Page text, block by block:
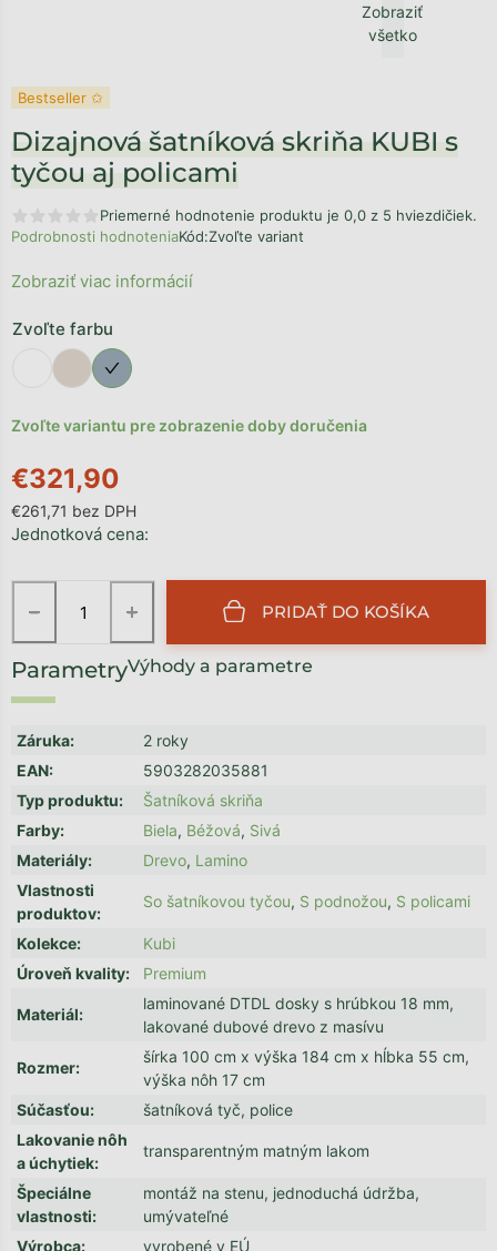
Zobraziť
všetko
Bestseller ✩
Dizajnová šatníková skriňa KUBI s
tyčou aj policami
Priemerné hodnotenie produktu je 0,0 z 5 hviezdičiek.
Podrobnosti hodnoteniaKód:Zvoľte variant
€321,90
€261,71 bez DPH
Jednotková cena:
Zvoľte variantu pre zobrazenie doby doručenia
Zvoľte farbu
+
− PRIDAŤ DO KOŠÍKA
Výhody a parametre
Záruka:
2 roky
EAN:
5903282035881
Typ produktu:
Šatníková skriňa
Farby: Biela, Béžová, Sivá
Materiály: Drevo, Lamino
Vlastnosti
produktov:
So šatníkovou tyčou, S podnožou, S policami
Kolekce:
Kubi
Úroveň kvality: Premium
Materiál:
laminované DTDL dosky s hrúbkou 18 mm,
lakované dubové drevo z masívu
Rozmer:
šírka 100 cm x výška 184 cm x hĺbka 55 cm,
výška nôh 17 cm
Súčasťou:
šatníková tyč, police
Lakovanie nôh
a úchytiek:
transparentným matným lakom
Špeciálne
vlastnosti:
montáž na stenu, jednoduchá údržba,
umývateľné
Výrobca: vyrobené v EÚ
Zobraziť viac informácií